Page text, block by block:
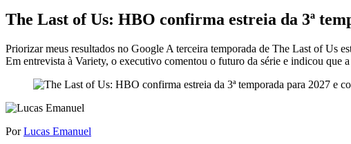
The Last of Us: HBO confirma estreia da 3ª
Priorizar meus resultados no Google A terceira temporada de The Last of Us
Em entrevista à Variety, o executivo comentou o futuro da série e indicou
PorLucas Emanuel